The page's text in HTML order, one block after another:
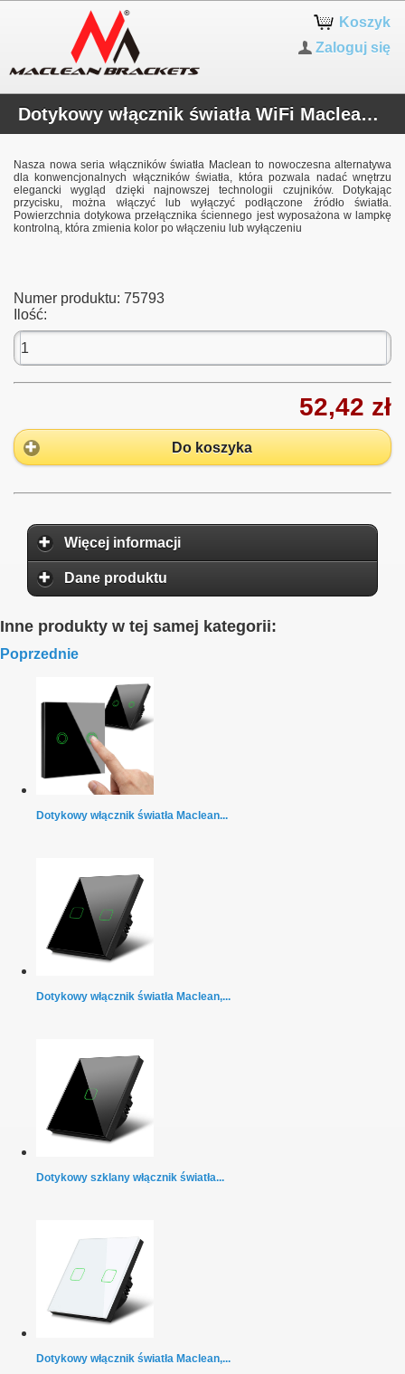
Koszyk
Zaloguj się
Dotykowy włącznik światła WiFi Maclean MCE717B
Nasza nowa seria włączników światła Maclean to nowoczesna alternatywa
dla konwencjonalnych włączników światła, która pozwala nadać wnętrzu
elegancki wygląd dzięki najnowszej technologii czujników. Dotykając
przycisku, można włączyć lub wyłączyć podłączone źródło światła.
Powierzchnia dotykowa przełącznika ściennego jest wyposażona w lampkę
kontrolną, która zmienia kolor po włączeniu lub wyłączeniu
Numer produktu: 75793
Ilość:
52,42 zł
Do koszyka
Więcej informacji
Dane produktu
Inne produkty w tej samej kategorii:
Poprzednie
Dotykowy włącznik światła Maclean...
Dotykowy włącznik światła Maclean,...
Dotykowy szklany włącznik światła...
Dotykowy włącznik światła Maclean,...